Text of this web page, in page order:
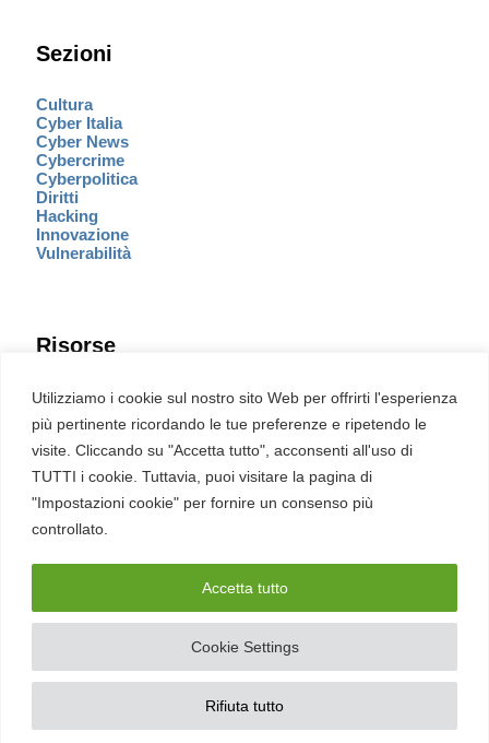
Utilizziamo i cookie sul nostro sito Web per offrirti l'esperienza
più pertinente ricordando le tue preferenze e ripetendo le
visite. Cliccando su "Accetta tutto", acconsenti all'uso di
TUTTI i cookie. Tuttavia, puoi visitare la pagina di
"Impostazioni cookie" per fornire un consenso più
controllato.
Cookie Settings
Rifiuta tutto
Accetta tutto
Sezioni
Cultura
Cyber Italia
Cyber News
Cybercrime
Cyberpolitica
Diritti
Hacking
Innovazione
Vulnerabilità
Risorse
Eventi
Fumetto Cyber
Newsletter
Servizi
Pubblicità
English
Ultime CVE critiche
2026 – REDHOTCYBER Srl. Tutti i diritti riservati